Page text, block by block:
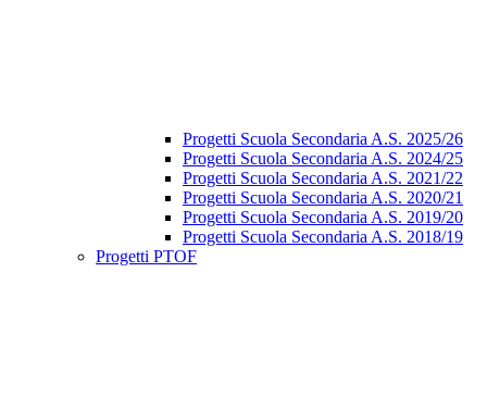
Progetti Scuola Secondaria A.S. 2025/26
Progetti Scuola Secondaria A.S. 2024/25
Progetti Scuola Secondaria A.S. 2021/22
Progetti Scuola Secondaria A.S. 2020/21
Progetti Scuola Secondaria A.S. 2019/20
Progetti Scuola Secondaria A.S. 2018/19
Progetti PTOF